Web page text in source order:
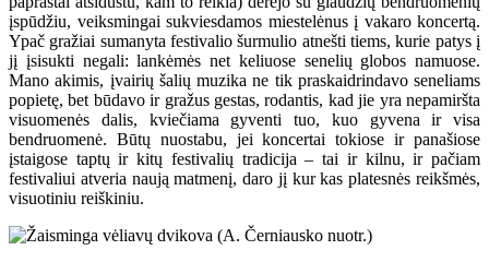
įspūdžiu, veiksmingai sukviesdamos miestelėnus į vakaro koncertą.
Ypač gražiai sumanyta festivalio šurmulio atnešti tiems, kurie patys į
jį įsisukti negali: lankėmės net keliuose senelių globos namuose.
Mano akimis, įvairių šalių muzika ne tik praskaidrindavo seneliams
popietę, bet būdavo ir gražus gestas, rodantis, kad jie yra nepamiršta
visuomenės dalis, kviečiama gyventi tuo, kuo gyvena ir visa
bendruomenė. Būtų nuostabu, jei koncertai tokiose ir panašiose
įstaigose taptų ir kitų festivalių tradicija – tai ir kilnu, ir pačiam
festivaliui atveria naują matmenį, daro jį kur kas platesnės reikšmės,
visuotiniu reiškiniu.